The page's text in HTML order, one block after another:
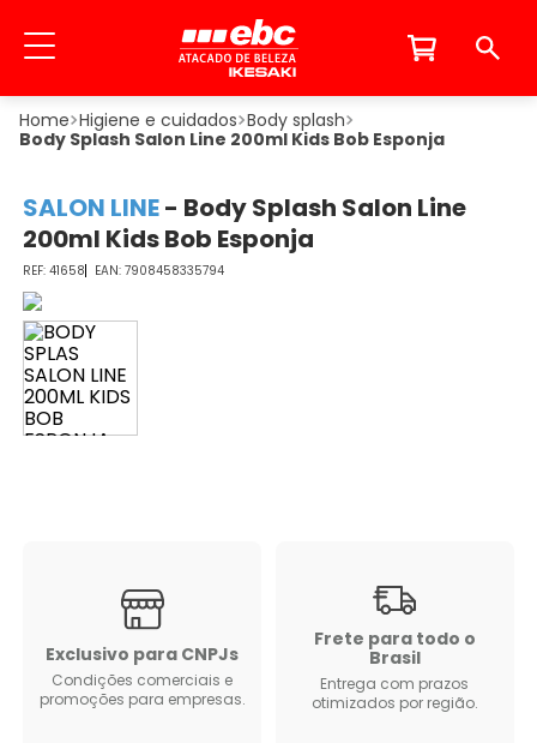
Higiene e cuidados Body splash
Body Splash Salon Line 200ml Kids Bob Esponja
SALON LINE- Body Splash Salon Line
200ml Kids Bob Esponja
41658 7908458335794
Exclusivo para CNPJs
Condições comerciais e
promoções para empresas.
Frete para todo o
Brasil
Entrega com prazos
otimizados por região.